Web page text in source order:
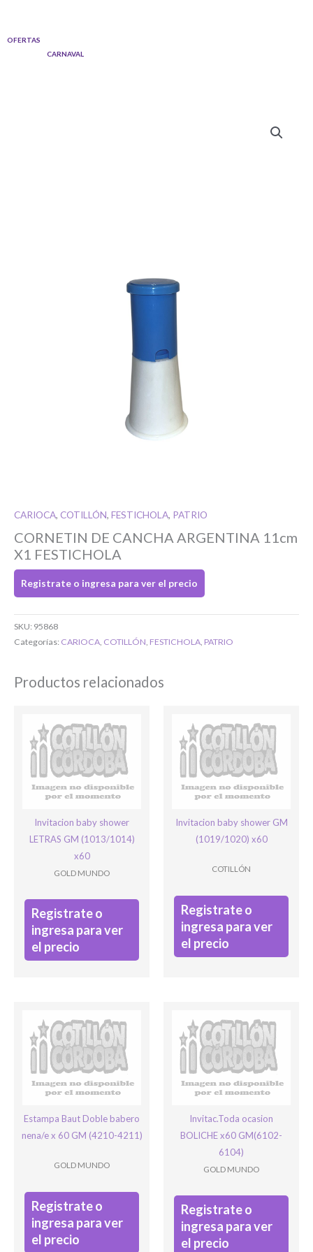
contenido
OFERTAS
CARNAVAL
CARIOCA, COTILLÓN, FESTICHOLA, PATRIO
CORNETIN DE CANCHA ARGENTINA 11cm
X1 FESTICHOLA
Registrate o ingresa para ver el precio
SKU: 95868
Categorías: CARIOCA COTILLÓN FESTICHOLA PATRIO
Productos relacionados
Invitacion baby shower
LETRAS GM (1013/1014)
x60
GOLD MUNDO
Registrate o
ingresa para ver
el precio
Invitacion baby shower GM
(1019/1020) x60
COTILLÓN
Registrate o
ingresa para ver
el precio
Estampa Baut Doble babero
nena/e x 60 GM (4210-4211)
GOLD MUNDO
Registrate o
ingresa para ver
el precio
Invitac.Toda ocasion
BOLICHE x60 GM(6102-
6104)
GOLD MUNDO
Registrate o
ingresa para ver
el precio
Si tenés cuenta...
Bienvenido/a